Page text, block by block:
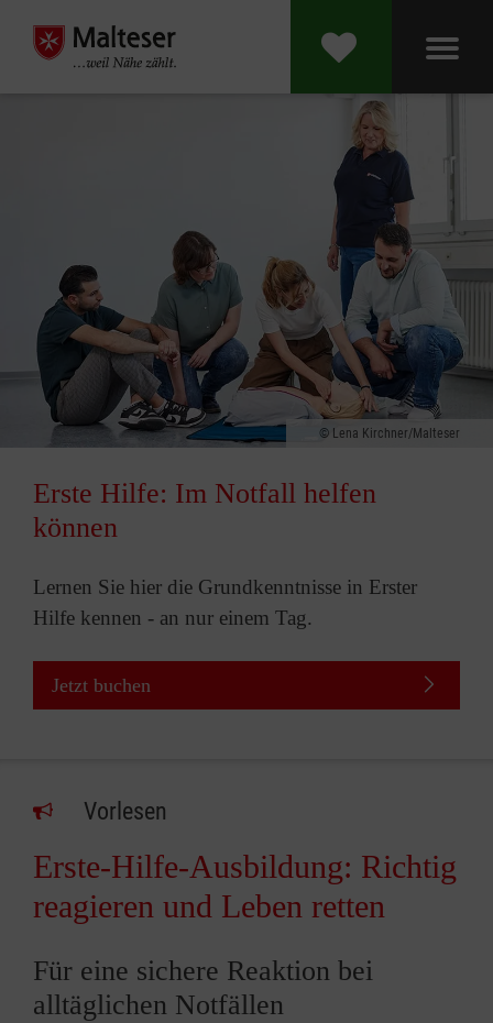
Lena Kirchner/Malteser
Erste Hilfe: Im Notfall helfen
können
Lernen Sie hier die Grundkenntnisse in Erster
Hilfe kennen - an nur einem Tag.
Jetzt buchen
Vorlesen
Erste-Hilfe-Ausbildung: Richtig
reagieren und Leben retten
Für eine sichere Reaktion bei
alltäglichen Notfällen